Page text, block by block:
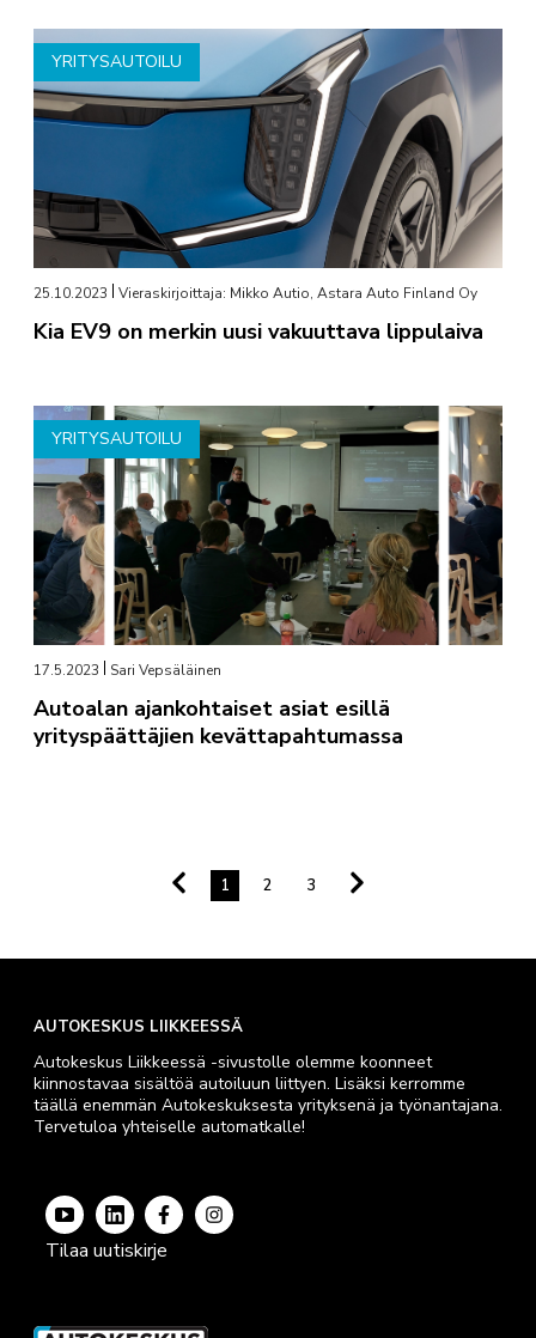
YRITYSAUTOILU
25.10.2023 Vieraskirjoittaja: Mikko Autio, Astara Auto Finland Oy
Kia EV9 on merkin uusi vakuuttava lippulaiva
YRITYSAUTOILU
17.5.2023 Sari Vepsäläinen
Autoalan ajankohtaiset asiat esillä
yrityspäättäjien kevättapahtumassa
1 2 3
AUTOKESKUS LIIKKEESSÄ
Autokeskus Liikkeessä -sivustolle olemme koonneet
kiinnostavaa sisältöä autoiluun liittyen. Lisäksi kerromme
täällä enemmän Autokeskuksesta yrityksenä ja työnantajana.
Tervetuloa yhteiselle automatkalle!
Tilaa uutiskirje